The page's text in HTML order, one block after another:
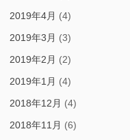
2019年4月 (4)
2019年3月 (3)
2019年2月 (2)
2019年1月 (4)
2018年12月 (4)
2018年11月 (6)